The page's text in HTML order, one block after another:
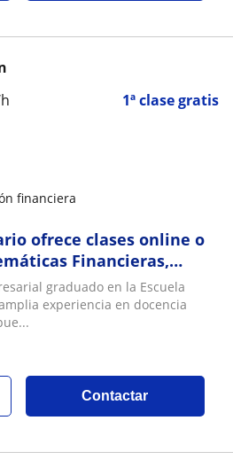
1ª clase gratis
financiera
ofrece clases online o
Financieras,
Operativa
graduado en la Escuela
experiencia en docencia
Contactar